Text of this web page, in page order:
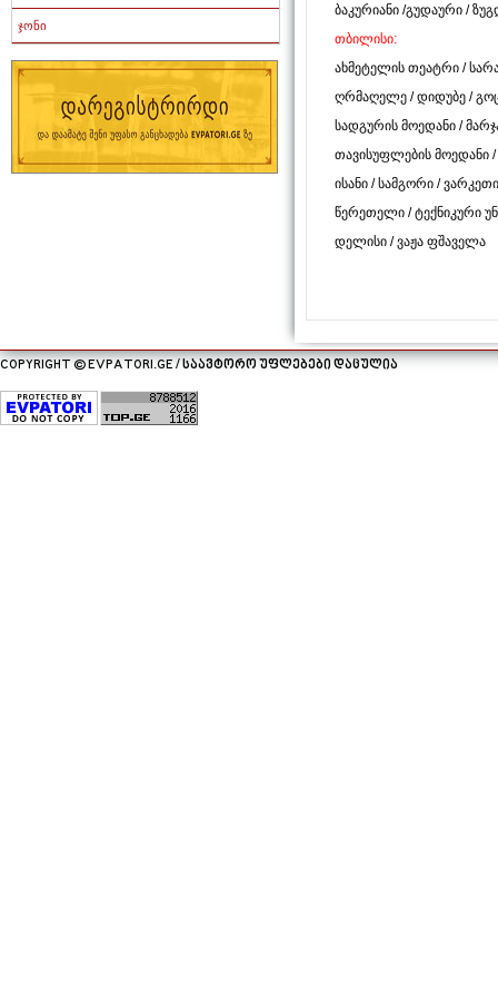
ჯონი
ბაკურიანი /გუდაური /
თბილისი:
ახმეტელის თეატრი /
ღრმაღელე /დიდუბე /
სადგურის მოედანი /
თავისუფლების მოედანი /
ისანი /სამგორი /
წერეთელი /ტექნიკური
დელისი /ვაჟა ფშაველა
COPYRIGHT © EVPATORI.GE / საავტორო უფლებები დაცულია